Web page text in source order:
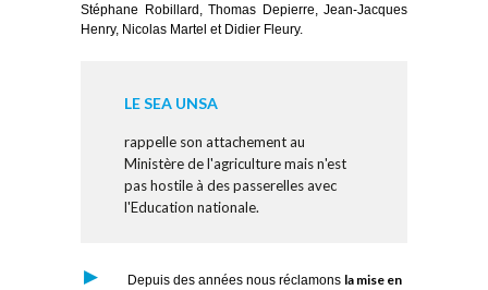
Stéphane Robillard, Thomas Depierre, Jean-Jacques
Henry, Nicolas Martel et Didier Fleury.
LE SEA UNSA
rappelle son attachement au
Ministère de l'agriculture mais n'est
pas hostile à des passerelles avec
l'Education nationale.
Depuis des années nous réclamons la mise en